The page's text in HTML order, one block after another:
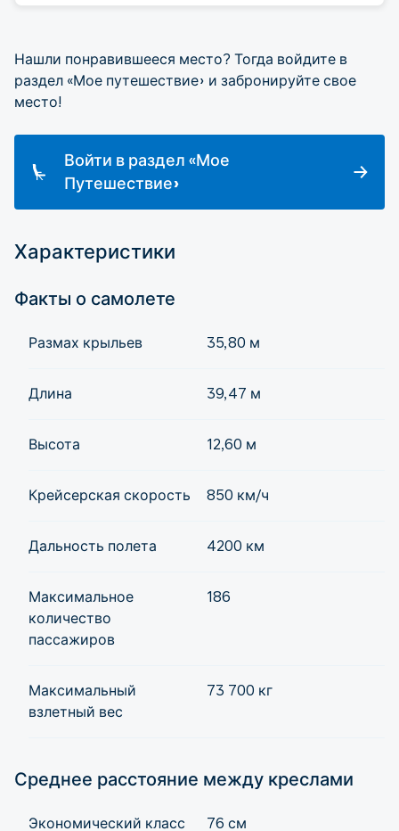
Нашли понравившееся место? Тогда войдите в
раздел «Мое путешествие» и забронируйте свое
место!
Войти в раздел «Мое
Путешествие»
Характеристики
Факты о самолете
Размах крыльев 35,80 м
Длина 39,47 м
Высота 12,60 м
Крейсерская скорость 850 км/ч
Дальность полета 4200 км
Максимальное
количество
пассажиров
186
Максимальный
взлетный вес
73 700 кг
Среднее расстояние между креслами
Экономический класс 76 см